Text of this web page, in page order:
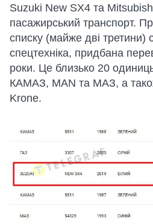
Suzuki New SX4 та
пасажирський транспорт.
списку (майже дві третини)
спецтехніка, придбана
роки. Це близько 20
КАМАЗ, MAN та МАЗ, а
Krone.